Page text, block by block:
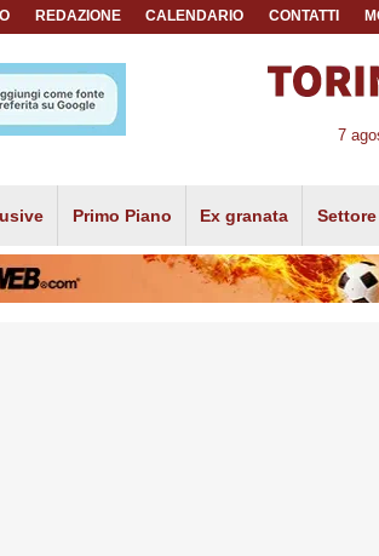
REDAZIONE CALENDARIO CONTATTI
7
Primo Piano Ex granata